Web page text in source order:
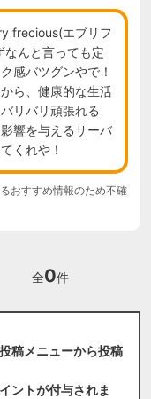
frecious(エブリフ
なんと言っても定
感バツグンやで！
ら、健康的な生活
リバリ頑張れる
響を与えるサーバ
くれや！
おすすめ情報のため不確
全0件
稿メニューから投稿
ントが付与されま